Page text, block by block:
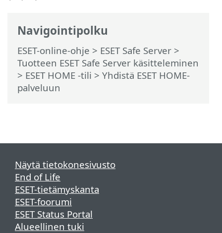
Navigointipolku
ESET-online-ohje > ESET Safe Server >
Tuotteen ESET Safe Server käsitteleminen
> ESET HOME -tili > Yhdistä ESET HOME-
palveluun
Näytä tietokonesivusto
End of Life
ESET-tietämyskanta
ESET-foorumi
ESET Status Portal
Alueellinen tuki